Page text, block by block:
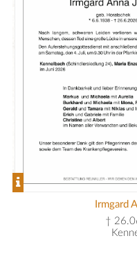
Irmgard
†